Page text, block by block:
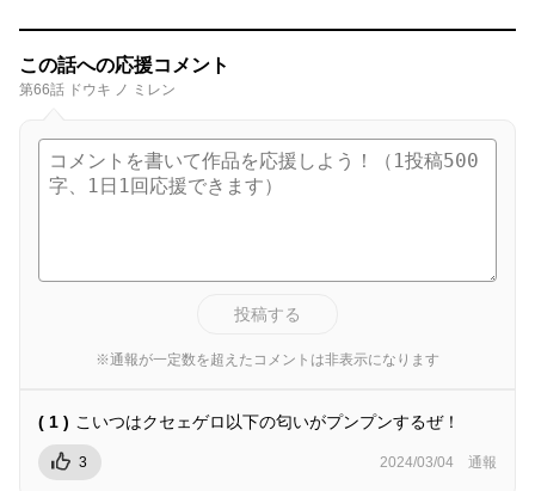
この話への応援コメント
第66話 ドウキ ノ ミレン
投稿する
※通報が一定数を超えたコメントは非表示になります
( 1 ) こいつはクセェゲロ以下の匂いがプンプンするぜ！
3 2024/03/04 通報